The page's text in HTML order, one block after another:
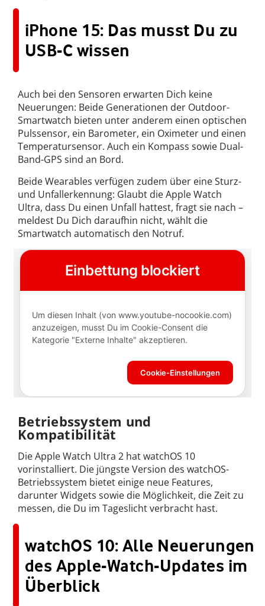
iPhone 15: Das musst Du zu
USB-C wissen
Auch bei den Sensoren erwarten Dich keine
Neuerungen: Beide Generationen der Outdoor-
Smartwatch bieten unter anderem einen optischen
Pulssensor, ein Barometer, ein Oximeter und einen
Temperatursensor. Auch ein Kompass sowie Dual-
Band-GPS sind an Bord.
Beide Wearables verfügen zudem über eine Sturz-
und Unfallerkennung: Glaubt die Apple Watch
Ultra, dass Du einen Unfall hattest, fragt sie nach –
meldest Du Dich daraufhin nicht, wählt die
Smartwatch automatisch den Notruf.
Betriebssystem und
Kompatibilität
Die Apple Watch Ultra 2 hat watchOS 10
vorinstalliert. Die jüngste Version des watchOS-
Betriebssystem bietet einige neue Features,
darunter Widgets sowie die Möglichkeit, die Zeit zu
messen, die Du im Tageslicht verbracht hast.
watchOS 10: Alle Neuerungen
des Apple-Watch-Updates im
Überblick